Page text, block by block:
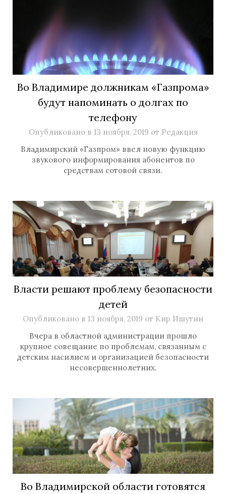
Во Владимире должникам «Газпрома»
будут напоминать о долгах по
телефону
Опубликовано в 13 ноября, 2019 от Редакция
Владимирский «Газпром» ввел новую функцию
звукового информирования абонентов по
средствам сотовой связи.
Власти решают проблему безопасности
детей
Опубликовано в 13 ноября, 2019 от Кир Ишутин
Вчера в областной администрации прошло
крупное совещание по проблемам, связанным с
детским насилием и организацией безопасности
несовершеннолетних.
Во Владимирской области готовятся